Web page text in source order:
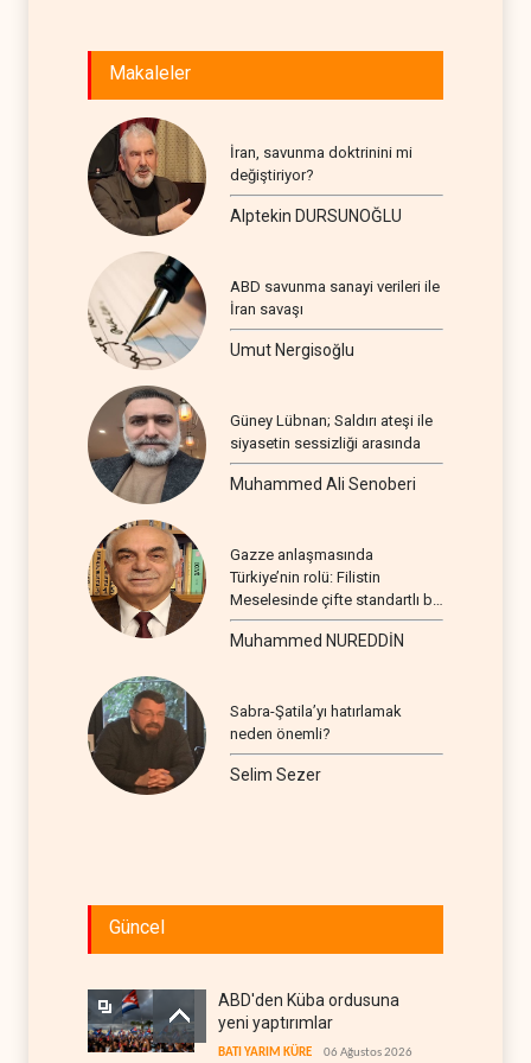
Makaleler
İran, savunma doktrinini mi
değiştiriyor?
Alptekin DURSUNOĞLU
ABD savunma sanayi verileri ile
İran savaşı
Umut Nergisoğlu
Güney Lübnan; Saldırı ateşi ile
siyasetin sessizliği arasında
Muhammed Ali Senoberi
Gazze anlaşmasında
Türkiye’nin rolü: Filistin
Meselesinde çifte standartlı bir
seyir
Muhammed NUREDDİN
Sabra-Şatila’yı hatırlamak
neden önemli?
Selim Sezer
Güncel
ABD'den Küba ordusuna
yeni yaptırımlar
BATI YARIM KÜRE 06 Ağustos 2026